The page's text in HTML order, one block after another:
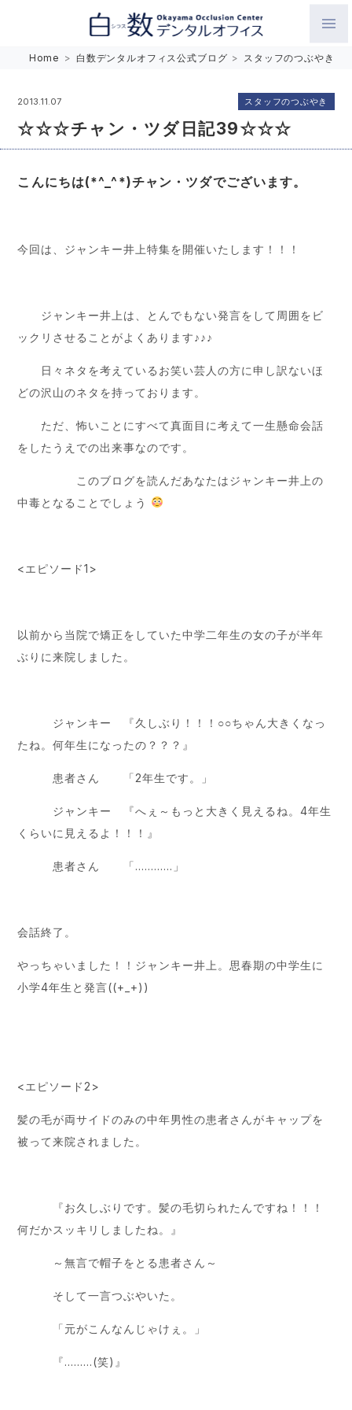
Home > 白数デンタルオフィス公式ブログ > スタッフのつぶやき
2013.11.07
☆☆☆チャン・ツダ日記39☆☆☆
スタッフのつぶやき
こんにちは(*^_^*)チャン・ツダでございます。
今回は、ジャンキー井上特集を開催いたします！！！
ジャンキー井上は、とんでもない発言をして周囲をビ
ックリさせることがよくあります♪♪♪
日々ネタを考えているお笑い芸人の方に申し訳ないほ
どの沢山のネタを持っております。
ただ、怖いことにすべて真面目に考えて一生懸命会話
をしたうえでの出来事なのです。
このブログを読んだあなたはジャンキー井上の
中毒となることでしょう
<エピソード1>
以前から当院で矯正をしていた中学二年生の女の子が半年
ぶりに来院しました。
ジャンキー 『久しぶり！！！○○ちゃん大きくなっ
たね。何年生になったの？？？』
患者さん 「2年生です。」
ジャンキー 『へぇ～もっと大きく見えるね。4年生
くらいに見えるよ！！！』
患者さん 「…………」
会話終了。
やっちゃいました！！ジャンキー井上。思春期の中学生に
小学4年生と発言((+_+))
<エピソード2>
髪の毛が両サイドのみの中年男性の患者さんがキャップを
被って来院されました。
『お久しぶりです。髪の毛切られたんですね！！！
何だかスッキリしましたね。』
～無言で帽子をとる患者さん～
そして一言つぶやいた。
「元がこんなんじゃけぇ。」
『………(笑)』